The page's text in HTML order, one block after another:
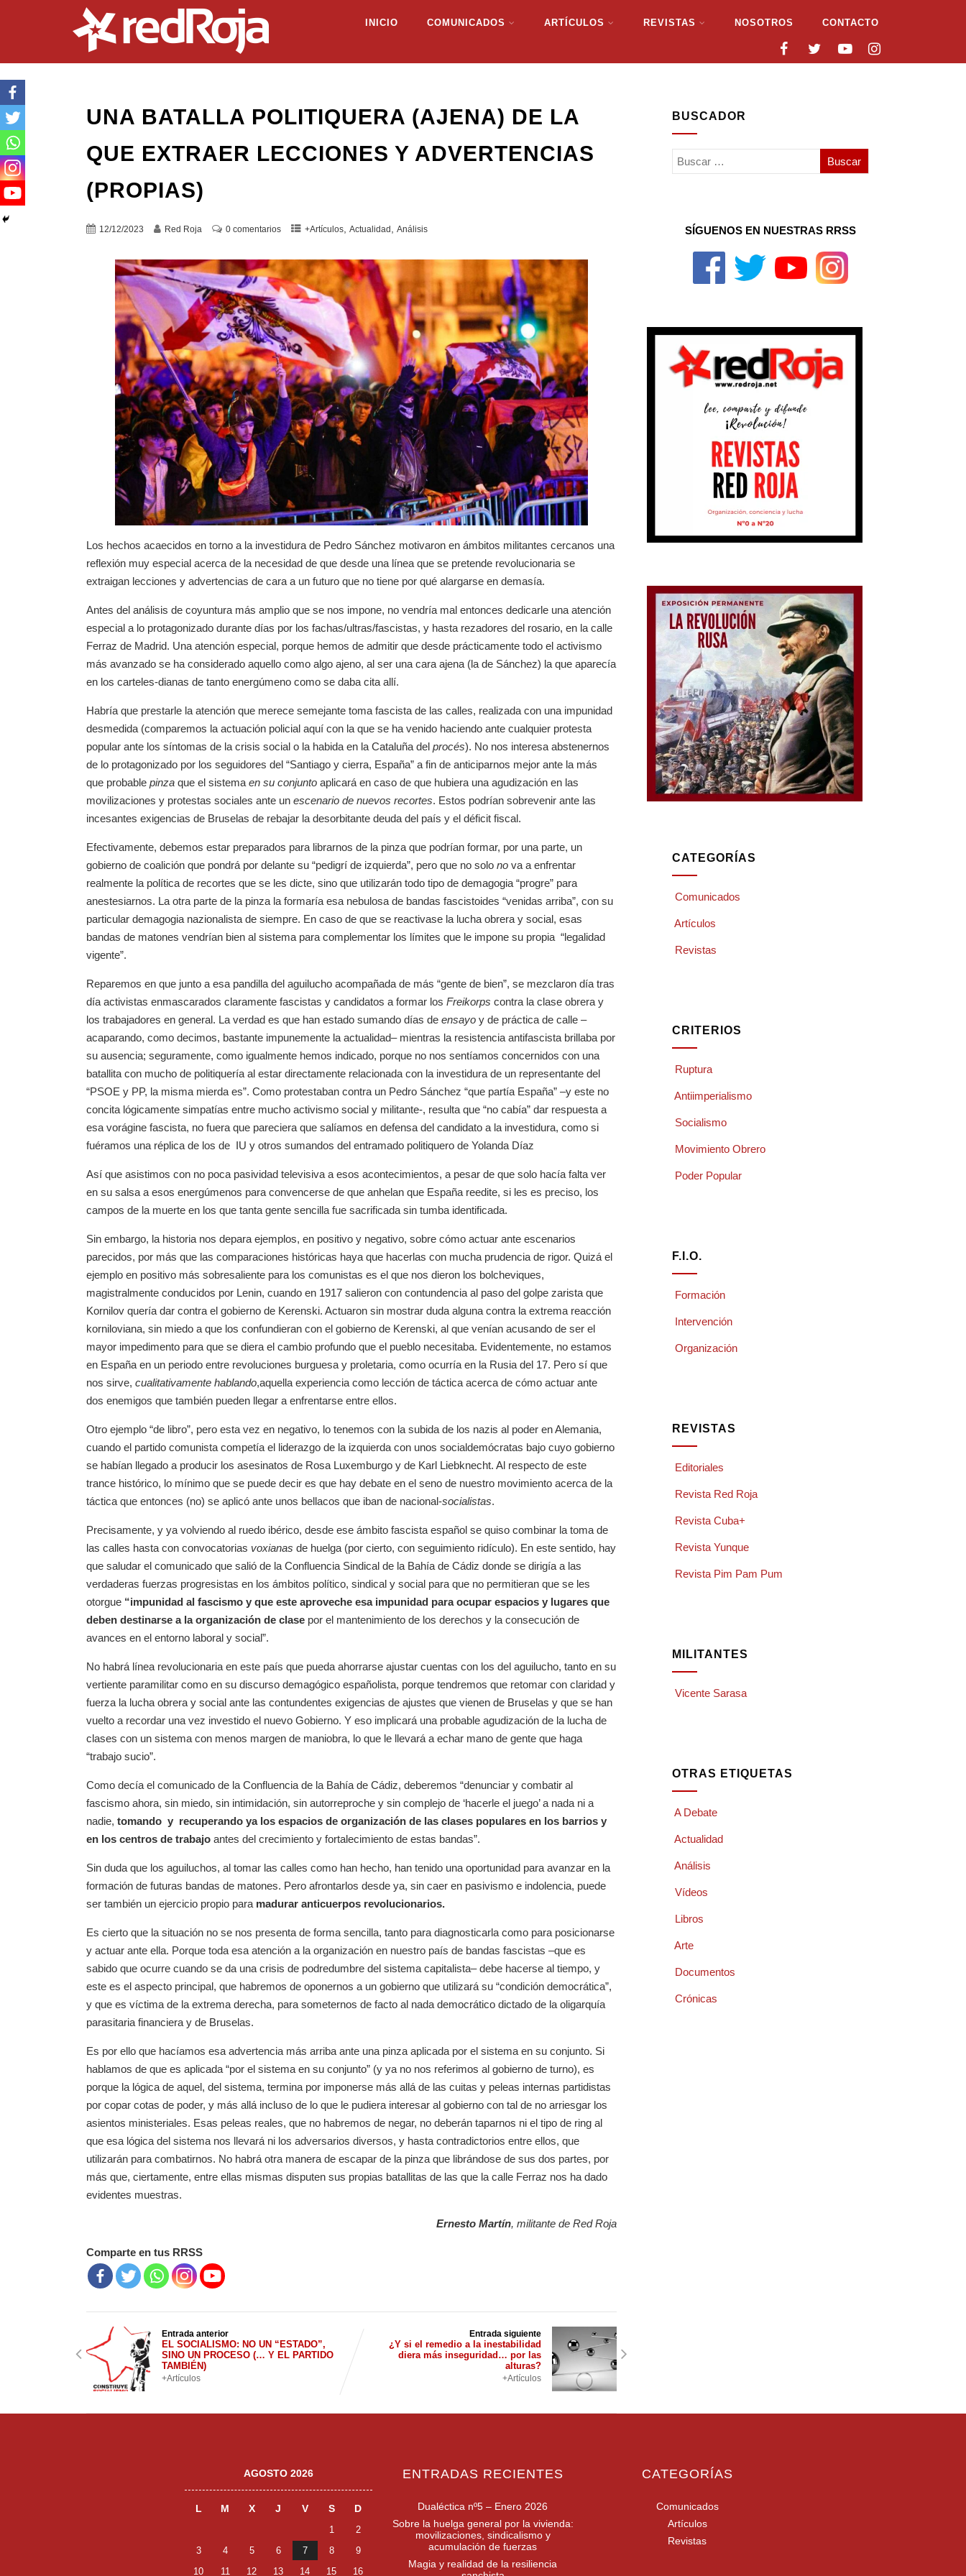
INICIO COMUNICADOS ARTÍCULOS REVISTAS NOSOTROS CONTACTO
UNA BATALLA POLITIQUERA (AJENA) DE LA
QUE EXTRAER LECCIONES Y ADVERTENCIAS
(PROPIAS)
12/12/2023 Red Roja 0 comentarios +Artículos ,Actualidad ,Análisis
Los hechos acaecidos en torno a la investidura de Pedro Sánchez motivaron en ámbitos militantes cercanos una
reflexión muy especial acerca de la necesidad de que desde una línea que se pretende revolucionaria se
extraigan lecciones y advertencias de cara a un futuro que no tiene por qué alargarse en demasía.
Antes del análisis de coyuntura más amplio que se nos impone, no vendría mal entonces dedicarle una atención
especial a lo protagonizado durante días por los fachas/ultras/fascistas, y hasta rezadores del rosario, en la calle
Ferraz de Madrid. Una atención especial, porque hemos de admitir que desde prácticamente todo el activismo
más avanzado se ha considerado aquello como algo ajeno, al ser una cara ajena (la de Sánchez) la que aparecía
en los carteles-dianas de tanto energúmeno como se daba cita allí.
Habría que prestarle la atención que merece semejante toma fascista de las calles, realizada con una impunidad
desmedida (comparemos la actuación policial aquí con la que se ha venido haciendo ante cualquier protesta
popular ante los síntomas de la crisis social o la habida en la Cataluña delprocés). No nos interesa abstenernos
de lo protagonizado por los seguidores del “Santiago y cierra, España” a fin de anticiparnos mejor ante la más
que probablepinza que el sistemaen su conjunto aplicará en caso de que hubiera una agudización en las
movilizaciones y protestas sociales ante unescenario de nuevos recortes. Estos podrían sobrevenir ante las
incesantes exigencias de Bruselas de rebajar la desorbitante deuda del país y el déficit fiscal.
Efectivamente, debemos estar preparados para librarnos de la pinza que podrían formar, por una parte, un
gobierno de coalición que pondrá por delante su “pedigrí de izquierda”, pero que no solono va a enfrentar
realmente la política de recortes que se les dicte, sino que utilizarán todo tipo de demagogia “progre” para
anestesiarnos. La otra parte de la pinza la formaría esa nebulosa de bandas fascistoides “venidas arriba”, con su
particular demagogia nazionalista de siempre. En caso de que se reactivase la lucha obrera y social, esas
bandas de matones vendrían bien al sistema para complementar los límites que le impone su propia “legalidad
vigente”.
Reparemos en que junto a esa pandilla del aguilucho acompañada de más “gente de bien”, se mezclaron día tras
día activistas enmascarados claramente fascistas y candidatos a formar losFreikorps contra la clase obrera y
los trabajadores en general. La verdad es que han estado sumando días deensayo y de práctica de calle –
acaparando, como decimos, bastante impunemente la actualidad– mientras la resistencia antifascista brillaba por
su ausencia; seguramente, como igualmente hemos indicado, porque no nos sentíamos concernidos con una
batallita con mucho de politiquería al estar directamente relacionada con la investidura de un representante del
“PSOE y PP, la misma mierda es”. Como protestaban contra un Pedro Sánchez “que partía España” –y este no
concita lógicamente simpatías entre mucho activismo social y militante-, resulta que “no cabía” dar respuesta a
esa vorágine fascista, no fuera que pareciera que salíamos en defensa del candidato a la investidura, como si
fuéramos una réplica de los de IU y otros sumandos del entramado politiquero de Yolanda Díaz
Así que asistimos con no poca pasividad televisiva a esos acontecimientos, a pesar de que solo hacía falta ver
en su salsa a esos energúmenos para convencerse de que anhelan que España reedite, si les es preciso, los
campos de la muerte en los que tanta gente sencilla fue sacrificada sin tumba identificada.
Sin embargo, la historia nos depara ejemplos, en positivo y negativo, sobre cómo actuar ante escenarios
parecidos, por más que las comparaciones históricas haya que hacerlas con mucha prudencia de rigor. Quizá el
ejemplo en positivo más sobresaliente para los comunistas es el que nos dieron los bolcheviques,
magistralmente conducidos por Lenin, cuando en 1917 salieron con contundencia al paso del golpe zarista que
Kornilov quería dar contra el gobierno de Kerenski. Actuaron sin mostrar duda alguna contra la extrema reacción
korniloviana, sin miedo a que los confundieran con el gobierno de Kerenski, al que venían acusando de ser el
mayor impedimento para que se diera el cambio profundo que el pueblo necesitaba. Evidentemente, no estamos
en España en un periodo entre revoluciones burguesa y proletaria, como ocurría en la Rusia del 17. Pero sí que
nos sirve,cualitativamente hablando,aquella experiencia como lección de táctica acerca de cómo actuar ante
dos enemigos que también pueden llegar a enfrentarse entre ellos.
Otro ejemplo “de libro”, pero esta vez en negativo, lo tenemos con la subida de los nazis al poder en Alemania,
cuando el partido comunista competía el liderazgo de la izquierda con unos socialdemócratas bajo cuyo gobierno
se habían llegado a producir los asesinatos de Rosa Luxemburgo y de Karl Liebknecht. Al respecto de este
trance histórico, lo mínimo que se puede decir es que hay debate en el seno de nuestro movimiento acerca de la
táctica que entonces (no) se aplicó ante unos bellacos que iban de nacional-socialistas.
Precisamente, y ya volviendo al ruedo ibérico, desde ese ámbito fascista español se quiso combinar la toma de
las calles hasta con convocatorias voxianasde huelga (por cierto, con seguimiento ridículo). En este sentido, hay
que saludar el comunicado que salió de la Confluencia Sindical de la Bahía de Cádiz donde se dirigía a las
verdaderas fuerzas progresistas en los ámbitos político, sindical y social para que no permitieran que se les
otorgue “impunidad al fascismo y que este aproveche esa impunidad para ocupar espacios y lugares que
deben destinarse a la organización de clase por el mantenimiento de los derechos y la consecución de
avances en el entorno laboral y social”.
No habrá línea revolucionaria en este país que pueda ahorrarse ajustar cuentas con los del aguilucho, tanto en su
vertiente paramilitar como en su discurso demagógico españolista, porque tendremos que retomar con claridad y
fuerza la lucha obrera y social ante las contundentes exigencias de ajustes que vienen de Bruselas y que se han
vuelto a recordar una vez investido el nuevo Gobierno. Y eso implicará una probable agudización de la lucha de
clases con un sistema con menos margen de maniobra, lo que le llevará a echar mano de gente que haga
“trabajo sucio”.
Como decía el comunicado de la Confluencia de la Bahía de Cádiz, deberemos “denunciar y combatir al
fascismo ahora, sin miedo, sin intimidación, sin autorreproche y sin complejo de ‘hacerle el juego’ a nada ni a
nadie,tomando y recuperando ya los espacios de organización de las clases populares en los barrios y
en los centros de trabajoantes del crecimiento y fortalecimiento de estas bandas”.
Sin duda que los aguiluchos, al tomar las calles como han hecho, han tenido una oportunidad para avanzar en la
formación de futuras bandas de matones. Pero afrontarlos desde ya, sin caer en pasivismo e indolencia, puede
ser también un ejercicio propio para madurar anticuerpos revolucionarios.
Es cierto que la situación no se nos presenta de forma sencilla, tanto para diagnosticarla como para posicionarse
y actuar ante ella. Porque toda esa atención a la organización en nuestro país de bandas fascistas –que es
sabido que ocurre cuando se da una crisis de podredumbre del sistema capitalista– debe hacerse al tiempo, y
este es el aspecto principal, que habremos de oponernos a un gobierno que utilizará su “condición democrática”,
y que es víctima de la extrema derecha, para someternos de facto al nada democrático dictado de la oligarquía
parasitaria financiera y de Bruselas.
Es por ello que hacíamos esa advertencia más arriba ante una pinza aplicada por el sistema en su conjunto. Si
hablamos de que es aplicada “por el sistema en su conjunto” (y ya no nos referimos al gobierno de turno), es
porque la lógica de aquel, del sistema, termina por imponerse más allá de las cuitas y peleas internas partidistas
por copar cotas de poder, y más allá incluso de lo que le pudiera interesar al gobierno con tal de no arriesgar los
asientos ministeriales. Esas peleas reales, que no habremos de negar, no deberán taparnos ni el tipo de ring al
que esa lógica del sistema nos llevará ni los adversarios diversos, y hasta contradictorios entre ellos, que
utilizarán para combatirnos. No habrá otra manera de escapar de la pinza que librándose de sus dos partes, por
más que, ciertamente, entre ellas mismas disputen sus propias batallitas de las que la calle Ferraz nos ha dado
evidentes muestras.
Ernesto Martín, militante de Red Roja
Comparte en tus RRSS
Entrada anterior
EL SOCIALISMO: NO UN “ESTADO”,
SINO UN PROCESO (… Y EL PARTIDO
TAMBIÉN)
+Artículos
Entrada siguiente
¿Y si el remedio a la inestabilidad
diera más inseguridad… por las
alturas?
+Artículos
BUSCADOR
SÍGUENOS EN NUESTRAS RRSS
CATEGORÍAS
Comunicados
Artículos
Revistas
CRITERIOS
Ruptura
Antiimperialismo
Socialismo
Movimiento Obrero
Poder Popular
F.I.O.
Formación
Intervención
Organización
REVISTAS
Editoriales
Revista Red Roja
Revista Cuba+
Revista Yunque
Revista Pim Pam Pum
MILITANTES
Vicente Sarasa
OTRAS ETIQUETAS
A Debate
Actualidad
Análisis
Vídeos
Libros
Arte
Documentos
Crónicas
AGOSTO 2026
L M X J V S D
1
2
3
4 5 6 7 8
9
10
11 12 13 14 15 16
ENTRADAS RECIENTES
Dualéctica nº5 – Enero 2026
Sobre la huelga general por la vivienda:
movilizaciones, sindicalismo y
acumulación de fuerzas
Magia y realidad de la resiliencia
CATEGORÍAS
Comunicados
Artículos
Revistas